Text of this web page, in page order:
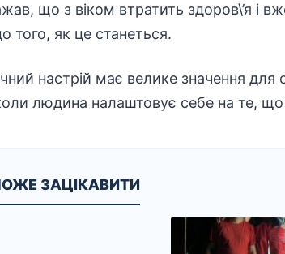
що з віком втратить здоров\’я і
того, як це станеться.
настрій має велике значення для
людина налаштовує себе на те,
ЗАЦІКАВИТИ